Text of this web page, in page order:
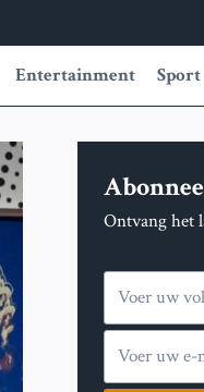
Entertainment Sport
Ontvang het